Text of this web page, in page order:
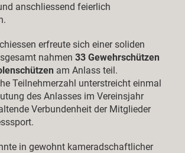
anschliessend feierlich
erfreute sich einer soliden
nahmen 33 Gewehrschützen
am Anlass teil.
Teilnehmerzahl unterstreicht einmal
des Anlasses im Vereinsjahr
Verbundenheit der Mitglieder
in gewohnt kameradschaftlicher